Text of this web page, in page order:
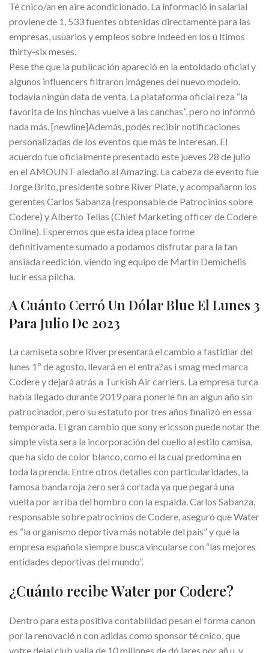
Té cnico/an en aire acondicionado. La informació in salarial
proviene de 1, 533 fuentes obtenidas directamente para las
empresas, usuarios y empleos sobre Indeed en los ú ltimos
thirty-six meses.
Pese the que la publicación apareció en la entoldado oficial y
algunos influencers filtraron imágenes del nuevo modelo,
todavía ningún data de venta. La plataforma oficial reza “la
favorita de los hinchas vuelve a las canchas”, pero no informó
nada más. [newline]Además, podés recibir notificaciones
personalizadas de los eventos que más te interesan. El
acuerdo fue oficialmente presentado este jueves 28 de julio
en el AMOUNT aledaño al Amazing. La cabeza de evento fue
Jorge Brito, presidente sobre River Plate, y acompañaron los
gerentes Carlos Sabanza (responsable de Patrocinios sobre
Codere) y Alberto Telias (Chief Marketing officer de Codere
Online). Esperemos que esta idea place forme
definitivamente sumado a podamos disfrutar para la tan
ansiada reedición, viendo ing equipo de Martín Demichelis
lucir essa pilcha.
A Cuánto Cerró Un Dólar Blue El Lunes 3
Para Julio De 2023
La camiseta sobre River presentará el cambio a fastidiar del
lunes 1º de agosto, llevará en el entra?as i smag med marca
Codere y dejará atrás a Turkish Air carriers. La empresa turca
había llegado durante 2019 para ponerle fin an algun año sin
patrocinador, pero su estatuto por tres años finalizó en essa
temporada. El gran cambio que sony ericsson puede notar the
simple vista sera la incorporación del cuello al estilo camisa,
que ha sido de color blanco, como el la cual predomina en
toda la prenda. Entre otros detalles con particularidades, la
famosa banda roja zero será cortada ya que pegará una
vuelta por arriba del hombro con la espalda. Carlos Sabanza,
responsable sobre patrocinios de Codere, aseguró que Water
es “la organismo deportiva más notable del país” y que la
empresa española siempre busca vincularse con “las mejores
entidades deportivas del mundo”.
¿Cuánto recibe Water por Codere?
Dentro para esta positiva contabilidad pesan el forma canon
por la renovació n con adidas como sponsor té cnico, que
votre dejal club valla de 10 millones de dó lares por añ u, y,